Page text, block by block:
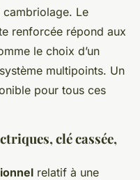
Le
renforcée répond aux
le choix d’un
multipoints. Un
pour tous ces
clé cassée,
relatif à une